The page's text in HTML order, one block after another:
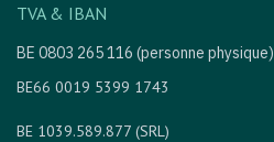
TVA & IBAN
BE 0803 265 116 (personne physique)
BE66 0019 5399 1743
BE 1039.589.877 (SRL)